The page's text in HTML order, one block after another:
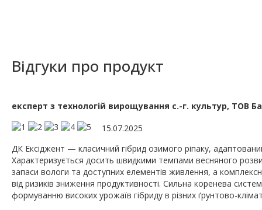
Відгуки про продукт
експерт з технологій вирощування с.-г. культур, ТОВ
15.07.2025
ДК Ексіджент — класичний гібрид озимого ріпаку,
Характеризується досить швидкими темпами весняного
запаси вологи та доступних елементів живлення, а
від ризиків зниження продуктивності. Сильна коренева
формуванню високих урожаїв гібриду в різних ґрунтово-